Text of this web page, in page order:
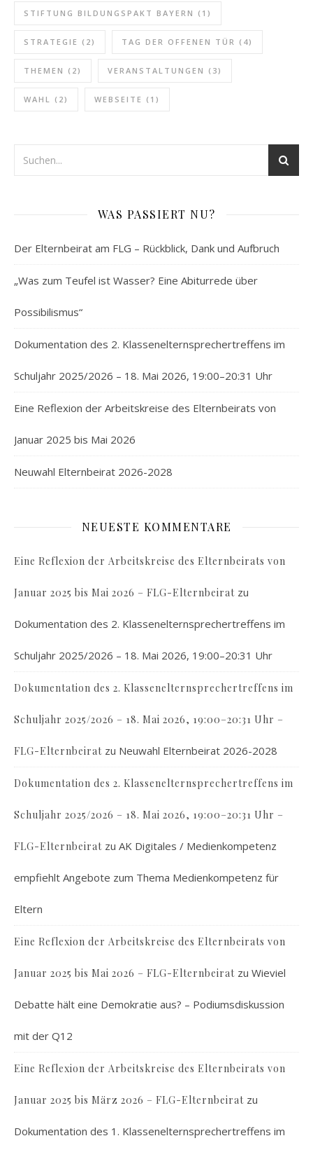
STIFTUNG BILDUNGSPAKT BAYERN (1)
STRATEGIE (2) TAG DER OFFENEN TÜR (4)
THEMEN (2) VERANSTALTUNGEN (3)
WAHL (2) WEBSEITE (1)
WAS PASSIERT NU?
Der Elternbeirat am FLG – Rückblick, Dank und Aufbruch
„Was zum Teufel ist Wasser? Eine Abiturrede über
Possibilismus“
Dokumentation des 2. Klassenelternsprechertreffens im
Schuljahr 2025/2026 – 18. Mai 2026, 19:00–20:31 Uhr
Eine Reflexion der Arbeitskreise des Elternbeirats von
Januar 2025 bis Mai 2026
Neuwahl Elternbeirat 2026-2028
NEUESTE KOMMENTARE
Eine Reflexion der Arbeitskreise des Elternbeirats von
Januar 2025 bis Mai 2026 – FLG-Elternbeirat zu
Dokumentation des 2. Klassenelternsprechertreffens im
Schuljahr 2025/2026 – 18. Mai 2026, 19:00–20:31 Uhr
Dokumentation des 2. Klassenelternsprechertreffens im
Schuljahr 2025/2026 – 18. Mai 2026, 19:00–20:31 Uhr –
FLG-Elternbeirat zu Neuwahl Elternbeirat 2026-2028
Dokumentation des 2. Klassenelternsprechertreffens im
Schuljahr 2025/2026 – 18. Mai 2026, 19:00–20:31 Uhr –
FLG-Elternbeirat zu AK Digitales / Medienkompetenz
empfiehlt Angebote zum Thema Medienkompetenz für
Eltern
Eine Reflexion der Arbeitskreise des Elternbeirats von
Januar 2025 bis Mai 2026 – FLG-Elternbeirat zu Wieviel
Debatte hält eine Demokratie aus? – Podiumsdiskussion
mit der Q12
Eine Reflexion der Arbeitskreise des Elternbeirats von
Januar 2025 bis März 2026 – FLG-Elternbeirat zu
Dokumentation des 1. Klassenelternsprechertreffens im